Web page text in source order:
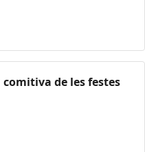
de les festes